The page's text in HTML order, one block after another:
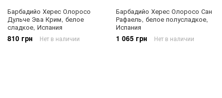
Барбадийо Херес Олоросо
Дульче Эва Крим, белое
сладкое, Испания
810 грн Нет в наличии
Барбадийо Херес Олоросо Сан
Рафаель, белое полусладкое,
Испания
1 065 грн Нет в наличии